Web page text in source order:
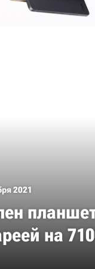
2021
на